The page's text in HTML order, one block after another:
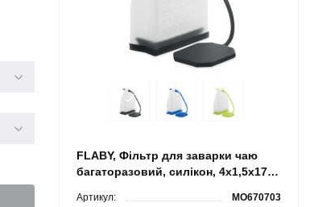
FLABY, Фільтр для заварки чаю
багаторазовий, силікон, 4х1,5х17
Артикул:
MO670703